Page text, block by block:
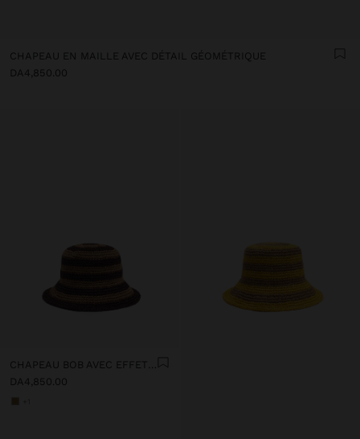
CHAPEAU EN MAILLE AVEC DÉTAIL GÉOMÉTRIQUE
DA4,850.00
CHAPEAU BOB AVEC EFFET PAILLE À RAYURES
DA4,850.00